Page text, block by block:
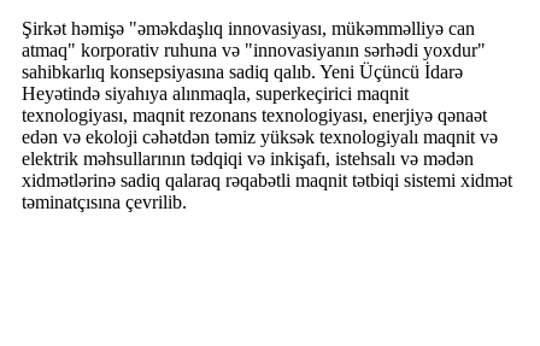
Şirkət həmişə "əməkdaşlıq innovasiyası, mükəmməlliyə can
atmaq" korporativ ruhuna və "innovasiyanın sərhədi yoxdur"
sahibkarlıq konsepsiyasına sadiq qalıb. Yeni Üçüncü İdarə
Heyətində siyahıya alınmaqla, superkeçirici maqnit
texnologiyası, maqnit rezonans texnologiyası, enerjiyə qənaət
edən və ekoloji cəhətdən təmiz yüksək texnologiyalı maqnit və
elektrik məhsullarının tədqiqi və inkişafı, istehsalı və mədən
xidmətlərinə sadiq qalaraq rəqabətli maqnit tətbiqi sistemi xidmət
təminatçısına çevrilib.